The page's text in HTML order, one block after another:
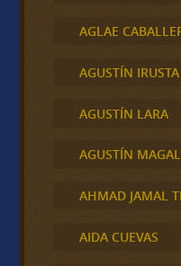
AGLAE
AGUSTÍN IRUSTA
AGUSTÍN LARA
AGUSTÍN
AHMAD JAMAL
AIDA CUEVAS